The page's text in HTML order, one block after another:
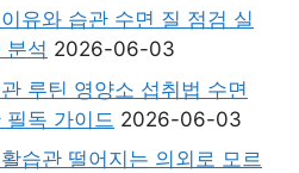
유와 습관 수면 질 점검 실
분석 2026-06-03
루틴 영양소 섭취법 수면
독 가이드 2026-06-03
습관 떨어지는 의외로 모르